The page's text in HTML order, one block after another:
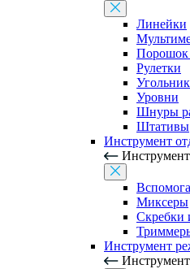
Линейки
Порошок
Рулетки
Уровни
Шнуры
Штативы
Инструмент
Миксеры
Скребки
Инструмент